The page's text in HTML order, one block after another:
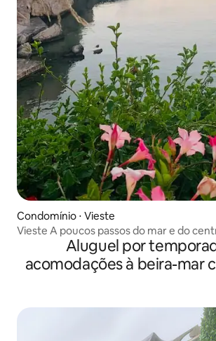
Condomínio ⋅ Vieste
Vieste A poucos passos do mar e do
Aluguel por
acomodações à beira-mar